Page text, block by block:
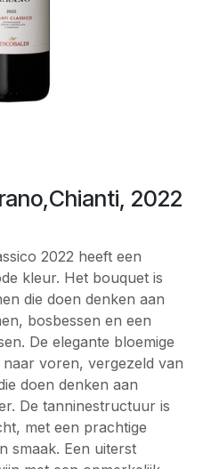
2022
2022 heeft een
kleur. Het bouquet is
die doen denken aan
bosbessen en een
De elegante bloemige
voren, vergezeld van
doen denken aan
De tanninestructuur is
met een prachtige
smaak. Een uiterst